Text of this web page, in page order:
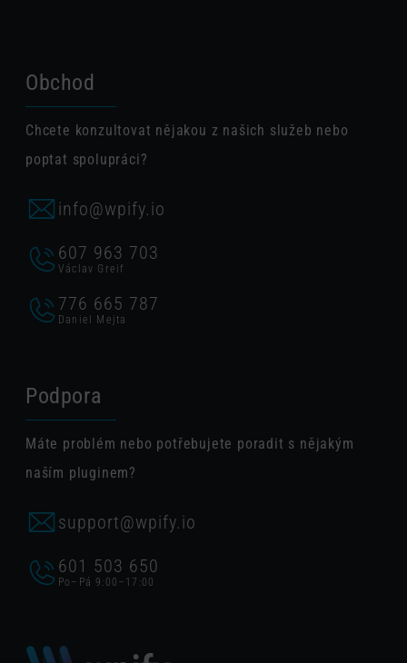
Obchod
Chcete konzultovat nějakou z našich služeb nebo
poptat spolupráci?
info@wpify.io
607 963 703
Václav Greif
776 665 787
Daniel Mejta
Podpora
Máte problém nebo potřebujete poradit s nějakým
naším pluginem?
support@wpify.io
601 503 650
Po–Pá 9:00–17:00